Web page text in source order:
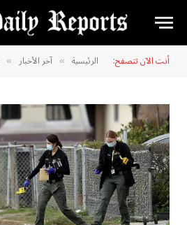
أنت الآن تتصفح: الرئيسية » آخر الأخبار »